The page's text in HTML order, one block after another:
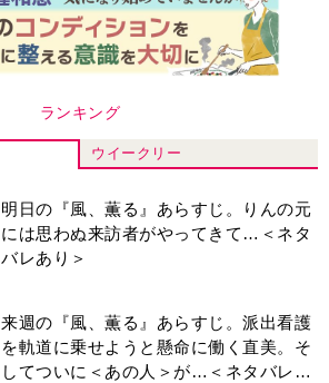
ランキング
ウイークリー
明日の『風、薫る』あらすじ。りんの元
には思わぬ来訪者がやってきて…＜ネタ
バレあり＞
来週の『風、薫る』あらすじ。派出看護
を軌道に乗せようと懸命に働く直美。そ
してついに＜あの人＞が…＜ネタバレあ